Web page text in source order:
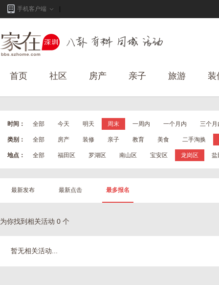
手机客户端
首页 社区 房产 亲子 旅游 装
时间： 全部 今天 明天 周末 一周内 一个月内 三个月
类别： 全部 房产 装修 亲子 教育 美食 二手淘换
地点： 全部 福田区 罗湖区 南山区 宝安区 龙岗区 盐
最新发布 最新点击 最多报名
为你找到相关活动 0 个
暂无相关活动...